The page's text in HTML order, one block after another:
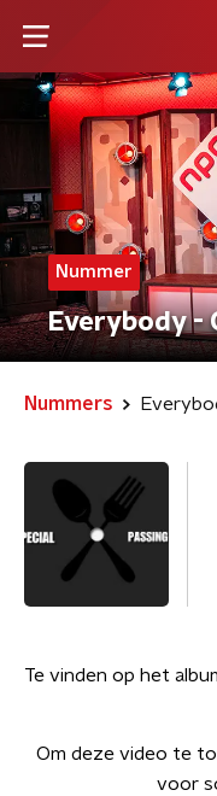
Nummer
Everybody -
Nummers
Te vinden op het
Om deze video te
voor